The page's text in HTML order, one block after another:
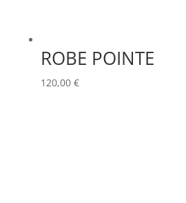
ROBE POINTE
120,00 €